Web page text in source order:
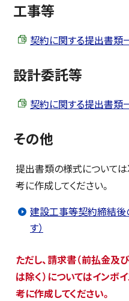
工事等
契約に関する提出書類
設計委託等
契約に関する提出書類
その他
提出書類の様式について
考に作成してください。
建設工事等契約締結後
す）
ただし、請求書（前払金
は除く）についてはインボ
考に作成してください。